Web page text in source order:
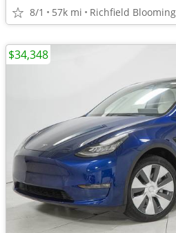
8/1 57k mi Richfield
$34,348